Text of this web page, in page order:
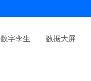
数字孪生 数据大屏